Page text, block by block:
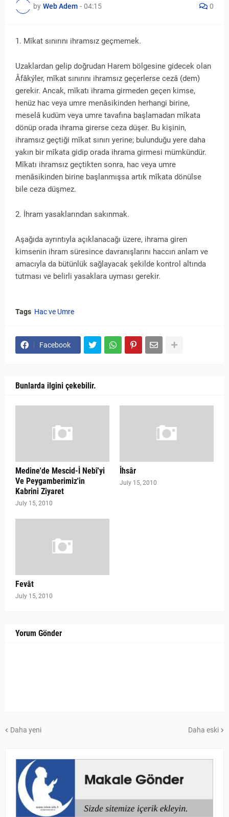
by Web Adem - 04:15 0
1. Mîkat sınırını ihramsız geçmemek.
Uzaklardan gelip doğrudan Harem bölgesine gidecek olan
Âfâkýler, mîkat sınırını ihramsız geçerlerse cezâ (dem)
gerekir. Ancak, mîkatı ihrama girmeden geçen kimse,
henüz hac veya umre menâsikinden herhangi birine,
meselâ kudüm veya umre tavafına başlamadan mîkata
dönüp orada ihrama girerse ceza düşer. Bu kişinin,
ihramsız geçtiği mîkat sınırı yerine; bulunduğu yere daha
yakın bir mîkata gidip orada ihrama girmesi mümkündür.
Mîkatı ihramsız geçtikten sonra, hac veya umre
menâsikinden birine başlanmışsa artık mîkata dönülse
bile ceza düşmez.
2. İhram yasaklarından sakınmak.
Aşağıda ayrıntıyla açıklanacağı üzere, ihrama giren
kimsenin ihram süresince davranışlarını haccın anlam ve
amacıyla da bütünlük sağlayacak şekilde kontrol altında
tutması ve belirli yasaklara uyması gerekir.
Tags Hac ve Umre
Facebook
Bunlarda ilgini çekebilir.
Medine'de Mescid-İ Nebî'yi
Ve Peygamberimiz'in
Kabrini Ziyaret
July 15, 2010
İhsâr
July 15, 2010
Fevât
July 15, 2010
Yorum Gönder
Daha yeni Daha eski